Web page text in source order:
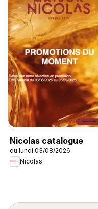
Nicolas catalogue
du lundi 03/08/2026
Nicolas